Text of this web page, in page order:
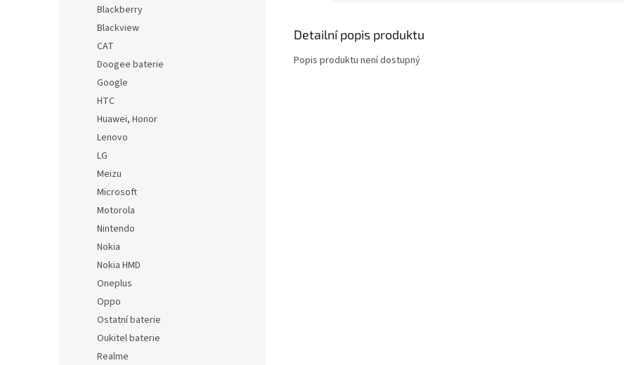
Blackberry
Blackview
CAT
Doogee baterie
Google
HTC
Huawei, Honor
Lenovo
LG
Meizu
Microsoft
Motorola
Nintendo
Nokia
Nokia HMD
Oneplus
Oppo
Ostatní baterie
Oukitel baterie
Realme
Detailní popis produktu
Popis produktu není dostupný